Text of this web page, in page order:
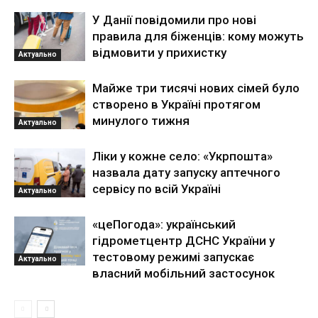
Актуально
У Данії повідомили про нові
правила для біженців: кому можуть
відмовити у прихистку
Актуально
Майже три тисячі нових сімей було
створено в Україні протягом
минулого тижня
Актуально
Ліки у кожне село: «Укрпошта»
назвала дату запуску аптечного
сервісу по всій Україні
Актуально
«цеПогода»: український
гідрометцентр ДСНС України у
тестовому режимі запускає
власний мобільний застосунок